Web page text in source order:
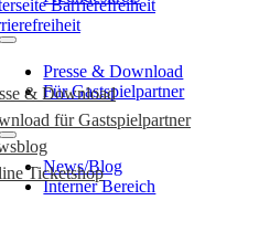
& Download
für Gastspielpartner
Ticketshop
Presse & Download
Für Gastspielpartner
News/Blog
Interner Bereich